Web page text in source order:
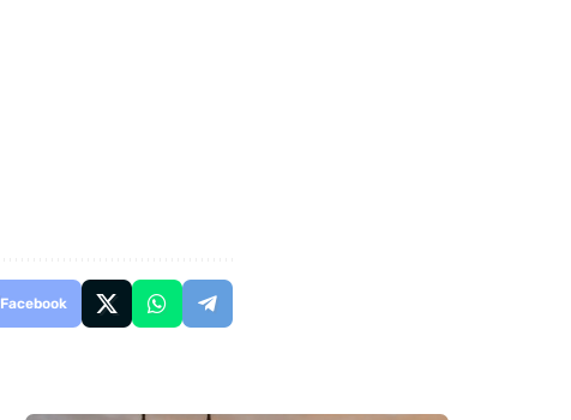
Facebook